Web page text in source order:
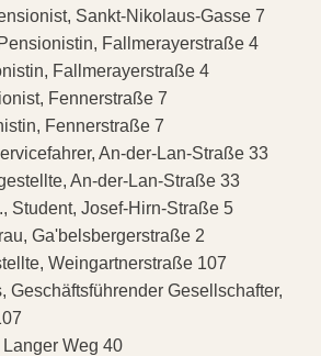
Sankt-Nikolaus-Gasse 7
Fallmerayerstraße 4
Fallmerayerstraße 4
Fennerstraße 7
Fennerstraße 7
An-der-Lan-Straße 33
An-der-Lan-Straße 33
Student, Josef-Hirn-Straße 5
Ga'belsbergerstraße 2
Weingartnerstraße 107
Gesellschafter,
Weg 40